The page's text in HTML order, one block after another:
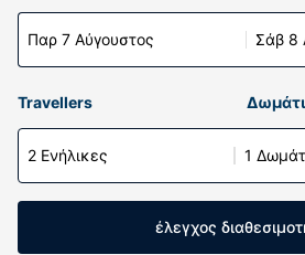
Παρ 7 Αύγουστος Σάβ 8
Travellers
2 Ενήλικες 1
έλεγχος